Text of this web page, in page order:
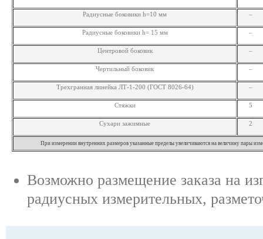
Радиусные боковики h=10 мм –
Радиусные боковики h= 15 мм –
Центровой боковик –
Чертильный боковик –
Трехгранная линейка ЛТ-1-200 (ГОСТ 8026-64) –
Стяжки 5
Сухари зажимные 2
При измерении внутренних размеров указанные пределы увеличиваются на величину пары
Возможно размещение заказа на
радиусных измерительных,